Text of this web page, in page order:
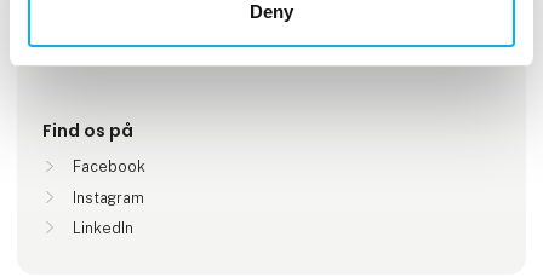
Deny
Find os på
Facebook
Instagram
LinkedIn